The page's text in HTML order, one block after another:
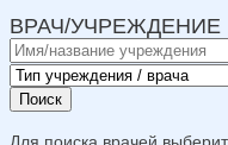
ВРАЧ/УЧРЕЖДЕНИЕ
Поиск